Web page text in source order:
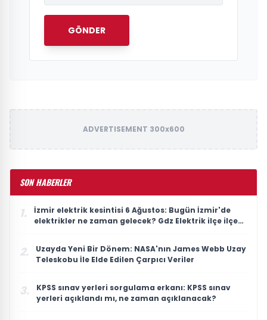
GÖNDER
ADVERTISEMENT 300x600
SON HABERLER
1.
İzmir elektrik kesintisi 6 Ağustos: Bugün İzmir'de
elektrikler ne zaman gelecek? Gdz Elektrik ilçe ilçe
2.
Uzayda Yeni Bir Dönem: NASA'nın James Webb Uzay
Teleskobu İle Elde Edilen Çarpıcı Veriler
3.
KPSS sınav yerleri sorgulama erkanı: KPSS sınav
yerleri açıklandı mı, ne zaman açıklanacak?